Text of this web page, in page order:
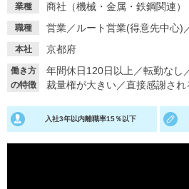
イベントを探す
就活ノウハウ・サポート
業種 商社（機械・金属・鉄鋼関連）
職種 営業／ ルート営業(得意先中心)
本社 京都府
働き方
の特徴
年間休日120日以上 ／転勤なし
裁量権が大きい／直接感謝され
入社3年以内離職率15％以下